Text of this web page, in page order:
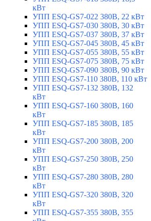
кВт
УПП ESQ-GS7-022 380В, 22 кВт
УПП ESQ-GS7-030 380В, 30 кВт
УПП ESQ-GS7-037 380В, 37 кВт
УПП ESQ-GS7-045 380В, 45 кВт
УПП ESQ-GS7-055 380В, 55 кВт
УПП ESQ-GS7-075 380В, 75 кВт
УПП ESQ-GS7-090 380В, 90 кВт
УПП ESQ-GS7-110 380В, 110 кВт
УПП ESQ-GS7-132 380В, 132
кВт
УПП ESQ-GS7-160 380В, 160
кВт
УПП ESQ-GS7-185 380В, 185
кВт
УПП ESQ-GS7-200 380В, 200
кВт
УПП ESQ-GS7-250 380В, 250
кВт
УПП ESQ-GS7-280 380В, 280
кВт
УПП ESQ-GS7-320 380В, 320
кВт
УПП ESQ-GS7-355 380В, 355